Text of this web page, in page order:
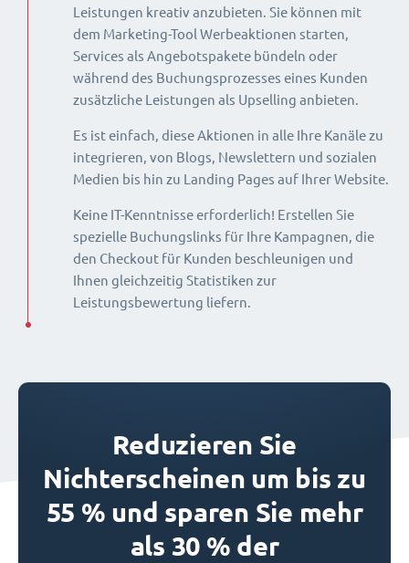
Leistungen kreativ anzubieten. Sie können mit
dem Marketing-Tool Werbeaktionen starten,
Services als Angebotspakete bündeln oder
während des Buchungsprozesses eines Kunden
zusätzliche Leistungen als Upselling anbieten.
Es ist einfach, diese Aktionen in alle Ihre Kanäle zu
integrieren, von Blogs, Newslettern und sozialen
Medien bis hin zu Landing Pages auf Ihrer Website.
Keine IT-Kenntnisse erforderlich! Erstellen Sie
spezielle Buchungslinks für Ihre Kampagnen, die
den Checkout für Kunden beschleunigen und
Ihnen gleichzeitig Statistiken zur
Leistungsbewertung liefern.
Reduzieren Sie
Nichterscheinen um bis zu
55 % und sparen Sie mehr
als 30 % der